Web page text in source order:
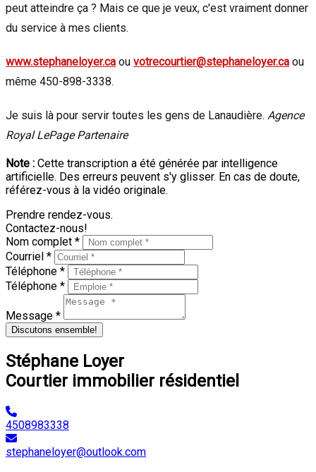
peut atteindre ça ? Mais ce que je veux, c'est vraiment donner
du service à mes clients.
www.stephaneloyer.ca ou votrecourtier@stephaneloyer.ca ou
même 450-898-3338.
Je suis là pour servir toutes les gens de Lanaudière. Agence
Royal LePage Partenaire
Note : Cette transcription a été générée par intelligence
artificielle. Des erreurs peuvent s'y glisser. En cas de doute,
référez-vous à la vidéo originale.
Prendre rendez-vous.
Contactez-nous!
Nom complet *
Courriel *
Téléphone *
Téléphone *
Message *
Discutons ensemble!
Stéphane Loyer
Courtier immobilier résidentiel
4508983338
stephaneloyer@outlook.com